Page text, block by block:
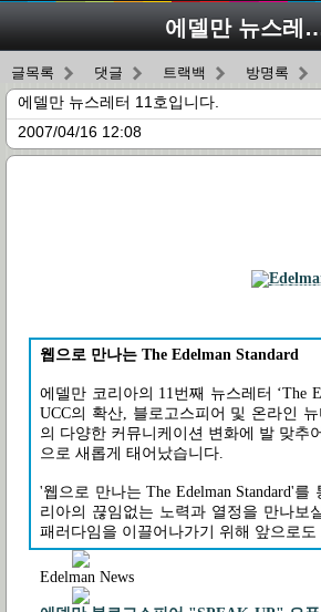
에델만 뉴스레터
글목록 댓글 트랙백 방명록
에델만 뉴스레터 11호입니다.
2007/04/16 12:08
웹으로 만나는 The Edelman Standard
에델만 코리아의 11번째 뉴스레터 ‘The
UCC의 확산, 블로고스피어 및 온라인
의 다양한 커뮤니케이션 변화에 발 맞추
으로 새롭게 태어났습니다.
'웹으로 만나는 The Edelman Standard'
리아의 끊임없는 노력과 열정을 만나보
패러다임을 이끌어나가기 위해 앞으로
Edelman News